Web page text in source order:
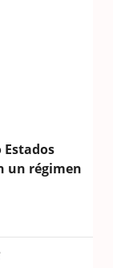
un régimen